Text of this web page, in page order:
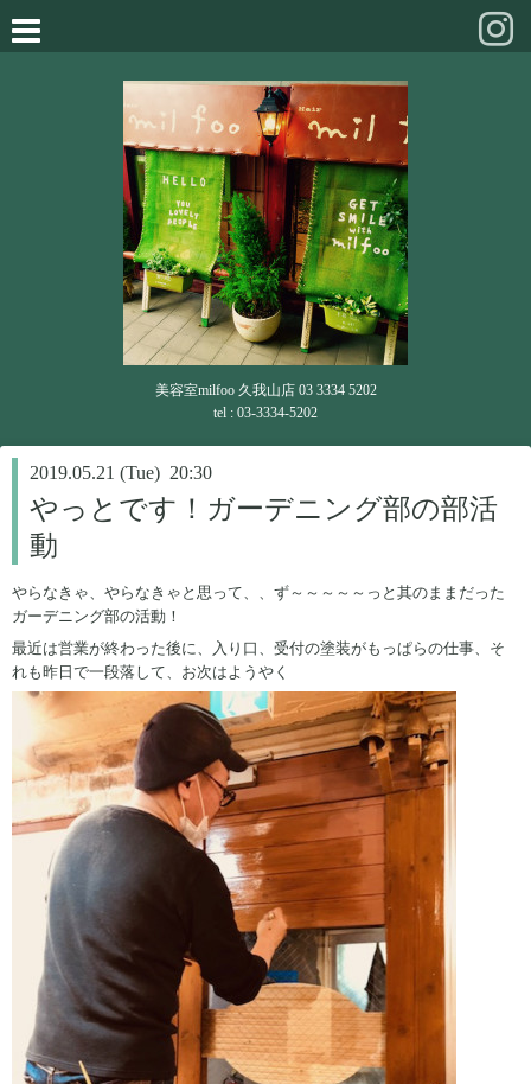
美容室milfoo 久我山店 03 3334 5202
tel : 03-3334-5202
2019.05.21 (Tue) 20:30
やっとです！ガーデニング部の部活
動
やらなきゃ、やらなきゃと思って、、ず～～～～～っと其のままだった
ガーデニング部の活動！
最近は営業が終わった後に、入り口、受付の塗装がもっぱらの仕事、そ
れも昨日で一段落して、お次はようやく